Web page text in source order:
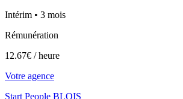
Intérim • 3 mois
Rémunération
12.67€ / heure
Votre agence
Start People BLOIS